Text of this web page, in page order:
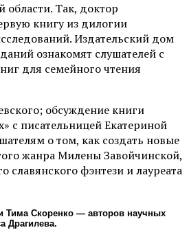
Так, доктор
книгу из дилогии
Издательский дом
ознакомят слушателей с
для семейного чтения
обсуждение книги
с писательницей Екатериной
о том, как создать новые
жанра Милены Завойчинской,
фэнтези и лауреата
Тима Скоренко — авторов научных
Драгилева.